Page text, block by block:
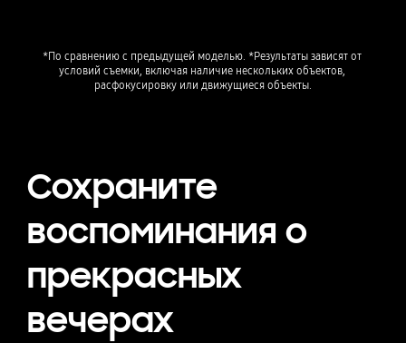
*По сравнению с предыдущей моделью. *Результаты зависят от
условий съемки, включая наличие нескольких объектов,
расфокусировку или движущиеся объекты.
Сохраните
воспоминания о
прекрасных
вечерах